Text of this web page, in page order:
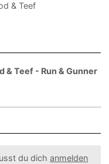
& Teef - Run & Gunner
du dich anmelden